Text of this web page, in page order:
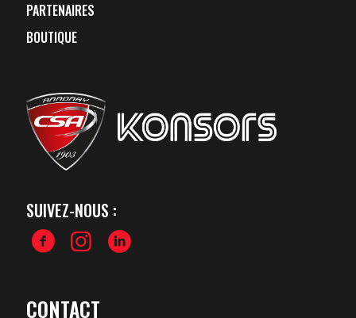
PARTENAIRES
BOUTIQUE
SUIVEZ-NOUS :
CONTACT